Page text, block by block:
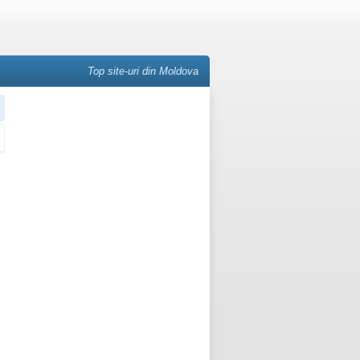
Top site-uri din Moldova